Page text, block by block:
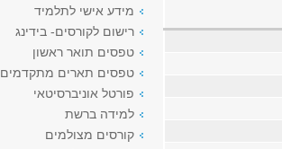
מידע אישי לתלמיד
רישום לקורסים- בידינג
טפסים תואר ראשון
טפסים תארים מתקדמים
פורטל אוניברסיטאי
למידה ברשת
קורסים מצולמים